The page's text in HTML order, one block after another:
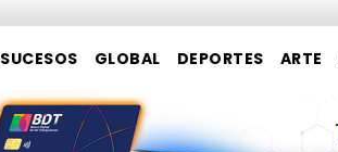
SUCESOS GLOBAL DEPORTES ARTE